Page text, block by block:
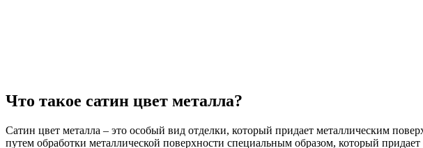
Что такое сатин цвет металла?
Сатин цвет металла – это особый вид отделки, который придает металлическим
путем обработки металлической поверхности специальным образом, который